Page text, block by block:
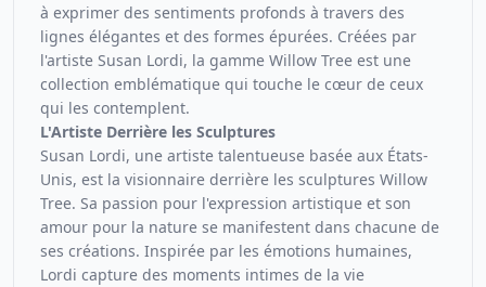
à exprimer des sentiments profonds à travers des
lignes élégantes et des formes épurées. Créées par
l'artiste Susan Lordi, la gamme Willow Tree est une
collection emblématique qui touche le cœur de ceux
qui les contemplent.
L'Artiste Derrière les Sculptures
Susan Lordi, une artiste talentueuse basée aux États-
Unis, est la visionnaire derrière les sculptures Willow
Tree. Sa passion pour l'expression artistique et son
amour pour la nature se manifestent dans chacune de
ses créations. Inspirée par les émotions humaines,
Lordi capture des moments intimes de la vie